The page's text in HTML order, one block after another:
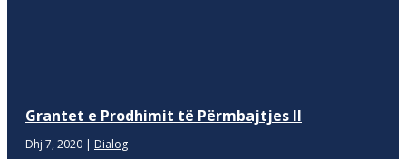
Grantet e Prodhimit të Përmbajtjes II
Dhj 7, 2020 | Dialog